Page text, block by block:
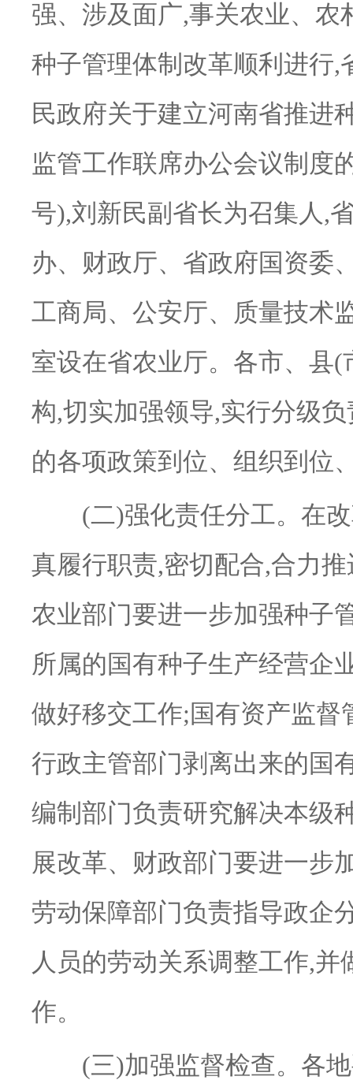
强、涉及面广,事关农业、
种子管理体制改革顺利进行
民政府关于建立河南省推进
监管工作联席办公会议制度
号),刘新民副省长为召集人,
办、财政厅、省政府国资委
工商局、公安厅、质量技术
室设在省农业厅。各市、县
构,切实加强领导,实行分级
的各项政策到位、组织到位
(二)强化责任分工。在改
真履行职责,密切配合,合力
农业部门要进一步加强种子
所属的国有种子生产经营企
做好移交工作;国有资产监
行政主管部门剥离出来的国
编制部门负责研究解决本级
展改革、财政部门要进一步
劳动保障部门负责指导政企
人员的劳动关系调整工作,
作。
(三)加强监督检查。各地